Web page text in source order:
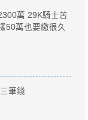
萬 29K騎士苦
50萬也要繳很久
筆錢